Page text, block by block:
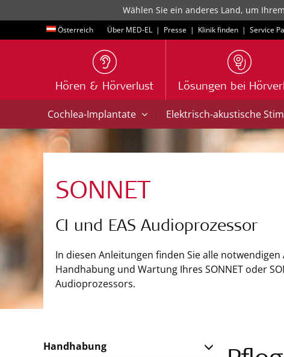
Wählen Sie ein anderes Land, um
Österreich Über MED-EL | Presse | Klinik finden | Service
Hören & Hörverlust Lösungen bei
Cochlea-Implantate | Elektrisch-akustische
SONNET
CI und EAS Audioprozessor
In diesen Anleitungen finden Sie alle notwendigen
Handhabung und Wartung Ihres SONNET oder
Audioprozessors.
Handhabung